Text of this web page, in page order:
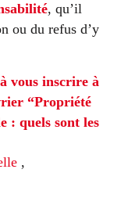
, qu’il
ou du refus d’y
vous inscrire à
“Propriété
: quels sont les
,